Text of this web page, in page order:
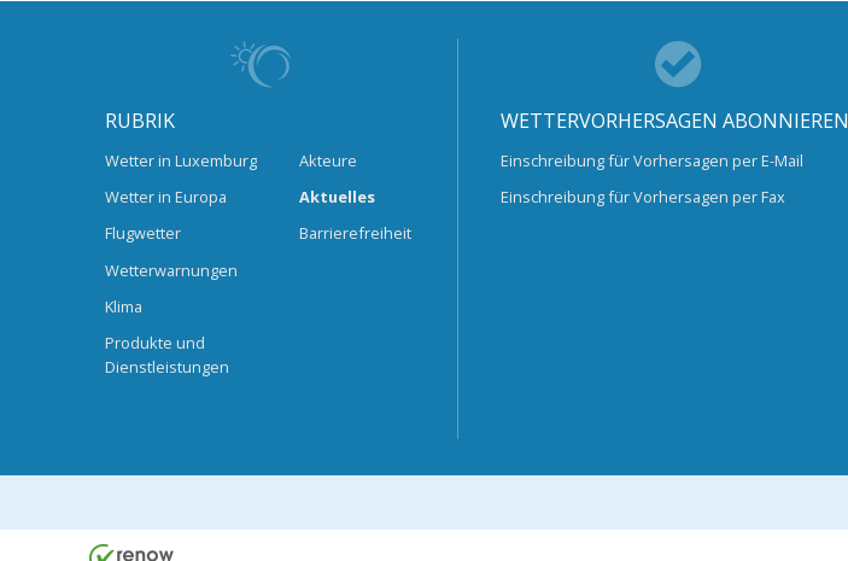
RUBRIK
Wetter in Luxemburg
Wetter in Europa
Flugwetter
Wetterwarnungen
Klima
Produkte und
Dienstleistungen
Akteure
Aktuelles
Barrierefreiheit
WETTERVORHERSAGEN ABONNIEREN
Einschreibung für Vorhersagen per E-Mail
Einschreibung für Vorhersagen per Fax